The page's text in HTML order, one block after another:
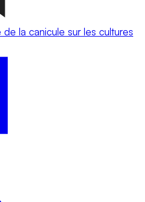
la canicule sur les cultures